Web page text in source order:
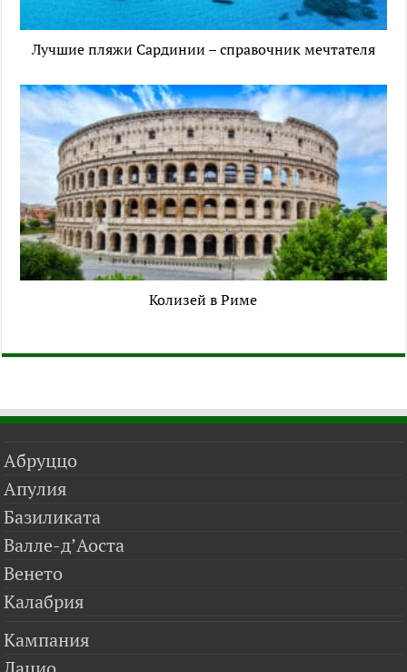
Лучшие пляжи Сардинии – справочник мечтателя
Колизей в Риме
Абруццо
Апулия
Базиликата
Валле-д’Аоста
Венето
Калабрия
Кампания